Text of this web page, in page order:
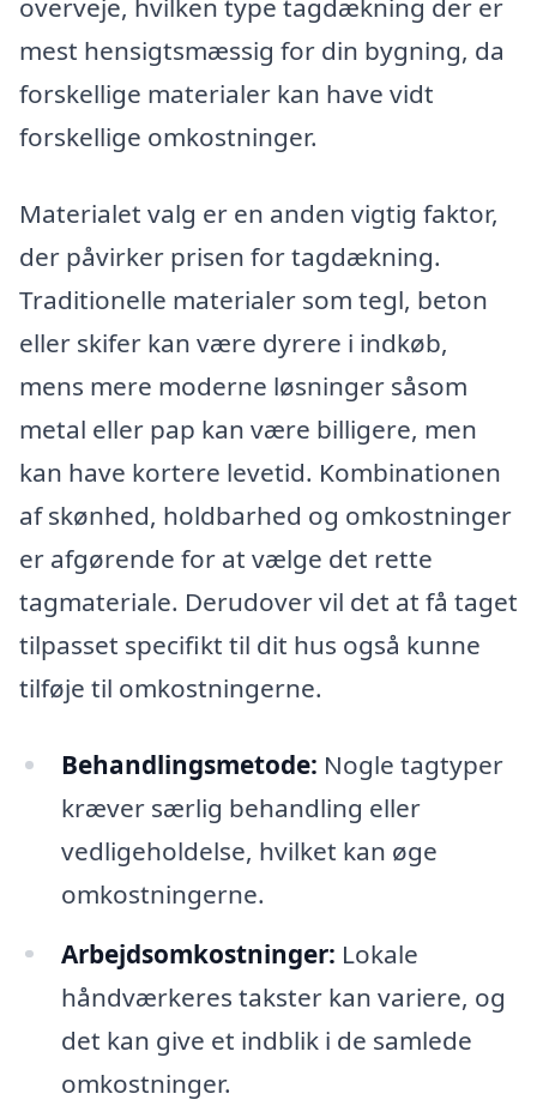
overveje, hvilken type tagdækning der er
mest hensigtsmæssig for din bygning, da
forskellige materialer kan have vidt
forskellige omkostninger.
Materialet valg er en anden vigtig faktor,
der påvirker prisen for tagdækning.
Traditionelle materialer som tegl, beton
eller skifer kan være dyrere i indkøb,
mens mere moderne løsninger såsom
metal eller pap kan være billigere, men
kan have kortere levetid. Kombinationen
af skønhed, holdbarhed og omkostninger
er afgørende for at vælge det rette
tagmateriale. Derudover vil det at få taget
tilpasset specifikt til dit hus også kunne
tilføje til omkostningerne.
Behandlingsmetode: Nogle tagtyper
kræver særlig behandling eller
vedligeholdelse, hvilket kan øge
omkostningerne.
Arbejdsomkostninger: Lokale
håndværkeres takster kan variere, og
det kan give et indblik i de samlede
omkostninger.